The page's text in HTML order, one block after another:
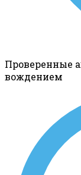
Проверенные
вождением